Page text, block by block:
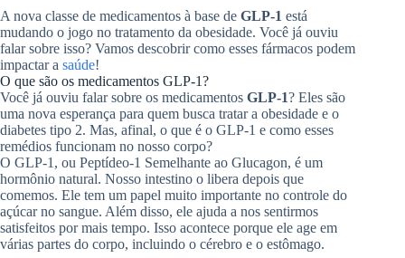
A nova classe de medicamentos à base de GLP-1 está
mudando o jogo no tratamento da obesidade. Você já ouviu
falar sobre isso? Vamos descobrir como esses fármacos podem
impactar a saúde!
O que são os medicamentos GLP-1?
Você já ouviu falar sobre os medicamentos GLP-1? Eles são
uma nova esperança para quem busca tratar a obesidade e o
diabetes tipo 2. Mas, afinal, o que é o GLP-1 e como esses
remédios funcionam no nosso corpo?
O GLP-1, ou Peptídeo-1 Semelhante ao Glucagon, é um
hormônio natural. Nosso intestino o libera depois que
comemos. Ele tem um papel muito importante no controle do
açúcar no sangue. Além disso, ele ajuda a nos sentirmos
satisfeitos por mais tempo. Isso acontece porque ele age em
várias partes do corpo, incluindo o cérebro e o estômago.